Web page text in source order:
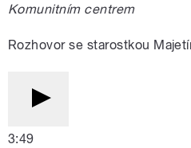
Komunitním centrem
Rozhovor se starostkou
3:49